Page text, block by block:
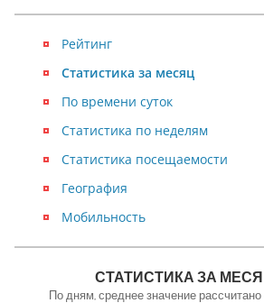
Рейтинг
Статистика посещаемости
Статистика за месяц
География
По времени суток
Мобильность
Статистика по неделям
СТАТИСТИКА ЗА
По дням, среднее значение